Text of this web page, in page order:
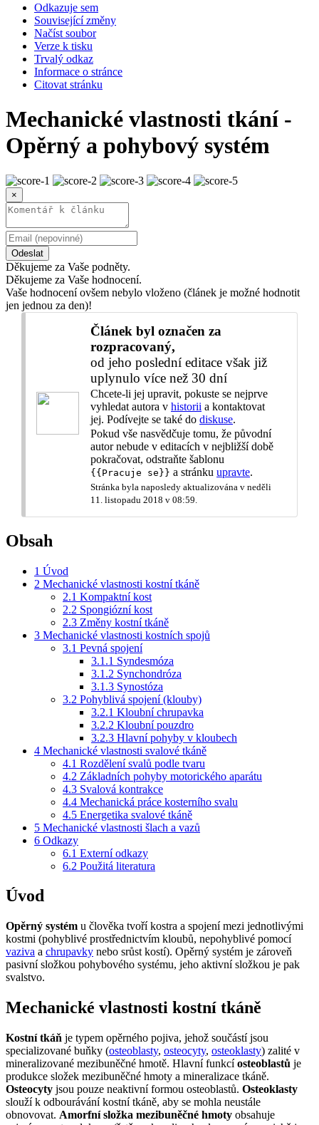
Odkazuje sem
Související změny
Načíst soubor
Verze k tisku
Trvalý odkaz
Informace o stránce
Citovat stránku
Mechanické vlastnosti tkání -
Opěrný a pohybový systém
×
Odeslat
Děkujeme za Vaše podněty.
Děkujeme za Vaše hodnocení.
Vaše hodnocení ovšem nebylo vloženo (článek je možné hodnotit
jen jednou za den)!
Článek byl označen za
rozpracovaný,
od jeho poslední editace však již
uplynulo více než 30 dní
Chcete-li jej upravit, pokuste se nejprve
vyhledat autora v historii a kontaktovat
jej. Podívejte se také do diskuse.
Pokud vše nasvědčuje tomu, že původní
autor nebude v editacích v nejbližší době
pokračovat, odstraňte šablonu
{{Pracuje se}} a stránku upravte.
Stránka byla naposledy aktualizována v neděli
11. listopadu 2018 v 08:59.
Obsah
1 Úvod
2 Mechanické vlastnosti kostní tkáně
2.1 Kompaktní kost
2.2 Spongiózní kost
2.3 Změny kostní tkáně
3 Mechanické vlastnosti kostních spojů
3.1 Pevná spojení
3.1.1 Syndesmóza
3.1.2 Synchondróza
3.1.3 Synostóza
3.2 Pohyblivá spojení (klouby)
3.2.1 Kloubní chrupavka
3.2.2 Kloubní pouzdro
3.2.3 Hlavní pohyby v kloubech
4 Mechanické vlastnosti svalové tkáně
4.1 Rozdělení svalů podle tvaru
4.2 Základních pohyby motorického aparátu
4.3 Svalová kontrakce
4.4 Mechanická práce kosterního svalu
4.5 Energetika svalové tkáně
5 Mechanické vlastnosti šlach a vazů
6 Odkazy
6.1 Externí odkazy
6.2 Použitá literatura
Úvod
Opěrný systém u člověka tvoří kostra a spojení mezi jednotlivými
kostmi (pohyblivé prostřednictvím kloubů, nepohyblivé pomocí
vaziva a chrupavky nebo srůst kostí). Opěrný systém je zároveň
pasivní složkou pohybového systému, jeho aktivní složkou je pak
svalstvo.
Mechanické vlastnosti kostní tkáně
Kostní tkáň je typem opěrného pojiva, jehož součástí jsou
specializované buňky (osteoblasty, osteocyty, osteoklasty) zalité v
mineralizované mezibuněčné hmotě. Hlavní funkcíosteoblastů je
produkce složek mezibuněčné hmoty a mineralizace tkáně.
Osteocyty jsou pouze neaktivní formou osteoblastů. Osteoklasty
slouží k odbourávání kostní tkáně, aby se mohla neustále
obnovovat. Amorfní složka mezibuněčné hmoty obsahuje